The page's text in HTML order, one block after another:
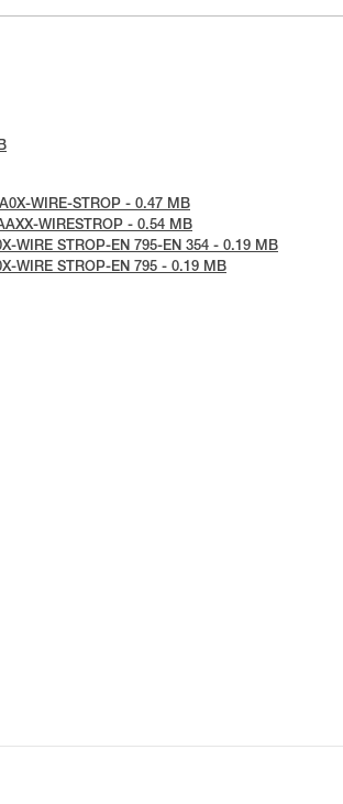
WIRE-STROP - 0.47 MB
WIRESTROP - 0.54 MB
WIRE STROP-EN 795-EN 354 - 0.19 MB
WIRE STROP-EN 795 - 0.19 MB